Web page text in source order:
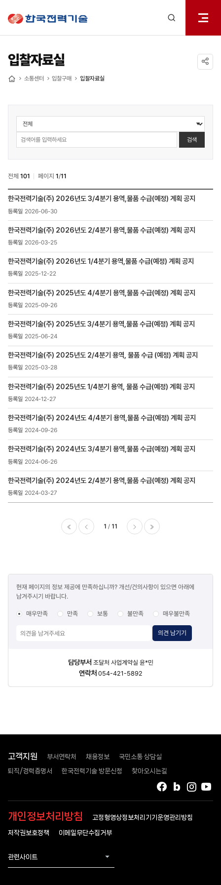
열기
입찰자료실
소통센터 입찰구매 입찰자료실
소통센터
>
입찰구매
>
입찰자료실
검색
전체 101 페이지 1/11
소통센터
>
입찰구매
>
입찰자료실
목록
번호,
등록일
첨부파일
,
조회수
한국전력기술(주) 2026년도 3/4분기 용역,물품 수급(예정) 계획 공지
2026-06-30
한국전력기술(주) 2026년도 2/4분기 용역,물품 수급(예정) 계획 공지
2026-03-25
한국전력기술(주) 2026년도 1/4분기 용역,물품 수급(예정) 계획 공지
2025-12-22
한국전력기술(주) 2025년도 4/4분기 용역,물품 수급(예정) 계획 공지
2025-09-26
한국전력기술(주) 2025년도 3/4분기 용역,물품 수급(예정) 계획 공지
2025-06-24
한국전력기술(주) 2025년도 2/4분기 용역, 물품 수급 (예정) 계획 공지
2025-03-28
한국전력기술(주) 2025년도 1/4분기 용역, 물품 수급(예정) 계획 공지
2024-12-27
한국전력기술(주) 2024년도 4/4분기 용역,물품 수급(예정) 계획 공지
2024-09-26
한국전력기술(주) 2024년도 3/4분기 용역,물품 수급(예정) 계획 공지
2024-06-26
한국전력기술(주) 2024년도 2/4분기 용역,물품 수급(예정) 계획 공지
2024-03-27
1 11
만족도
조사
현재 페이지의 정보 제공에 만족하십니까? 개선/건의사항이 있으면 아래에
남겨주시기 바랍니다.
매우만족 만족 보통 불만족 매우불만족
의견 남기기
담당부서 조달처 사업계약실 윤*민
연락처 054-421-5892
고객지원 부서연락처 채용정보 국민소통 상담실
퇴직/경력증명서 한국전력기술 방문신청 찾아오시는길
인스
블로그
페이스북
개인정보처리방침 고정형영상정보처리기기운영관리방침
저작권보호정책 이메일무단수집거부
관련사이트